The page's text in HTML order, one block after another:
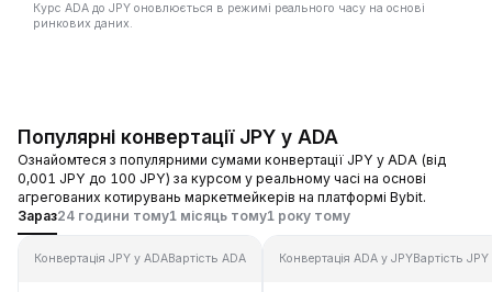
Курс ADA до JPY оновлюється в режимі реального часу на основі
ринкових даних.
Популярні конвертації JPY у ADA
Ознайомтеся з популярними сумами конвертації JPY у ADA (від
0,001 JPY до 100 JPY) за курсом у реальному часі на основі
агрегованих котирувань маркетмейкерів на платформі Bybit.
Зараз24 години тому1 місяць тому1 року тому
Конвертація JPY у ADAВартість ADA Конвертація ADA у JPYВартість JPY